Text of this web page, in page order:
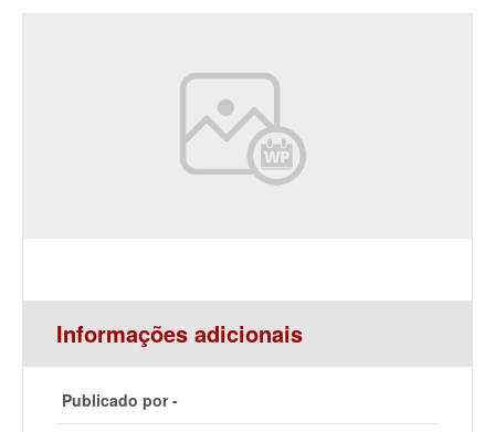
Informações adicionais
Publicado por -